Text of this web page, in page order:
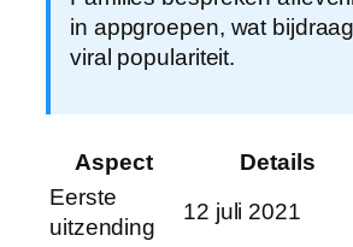
in appgroepen, wat
viral populariteit.
Aspect Details
Eerste
uitzending
12 juli 2021